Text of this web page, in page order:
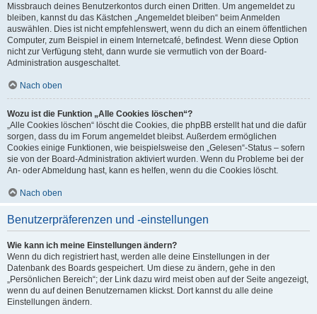
Missbrauch deines Benutzerkontos durch einen Dritten. Um angemeldet zu
bleiben, kannst du das Kästchen „Angemeldet bleiben“ beim Anmelden
auswählen. Dies ist nicht empfehlenswert, wenn du dich an einem öffentlichen
Computer, zum Beispiel in einem Internetcafé, befindest. Wenn diese Option
nicht zur Verfügung steht, dann wurde sie vermutlich von der Board-
Administration ausgeschaltet.
Nach oben
Wozu ist die Funktion „Alle Cookies löschen“?
„Alle Cookies löschen“ löscht die Cookies, die phpBB erstellt hat und die dafür
sorgen, dass du im Forum angemeldet bleibst. Außerdem ermöglichen
Cookies einige Funktionen, wie beispielsweise den „Gelesen“-Status – sofern
sie von der Board-Administration aktiviert wurden. Wenn du Probleme bei der
An- oder Abmeldung hast, kann es helfen, wenn du die Cookies löscht.
Nach oben
Benutzerpräferenzen und -einstellungen
Wie kann ich meine Einstellungen ändern?
Wenn du dich registriert hast, werden alle deine Einstellungen in der
Datenbank des Boards gespeichert. Um diese zu ändern, gehe in den
„Persönlichen Bereich“; der Link dazu wird meist oben auf der Seite angezeigt,
wenn du auf deinen Benutzernamen klickst. Dort kannst du alle deine
Einstellungen ändern.